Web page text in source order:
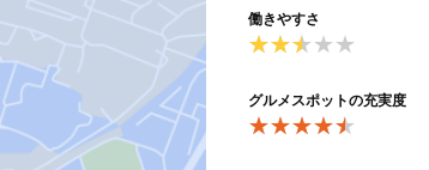
働きやすさ
★★★★★
★★★★★
グルメスポットの充実度
★★★★★
★★★★★